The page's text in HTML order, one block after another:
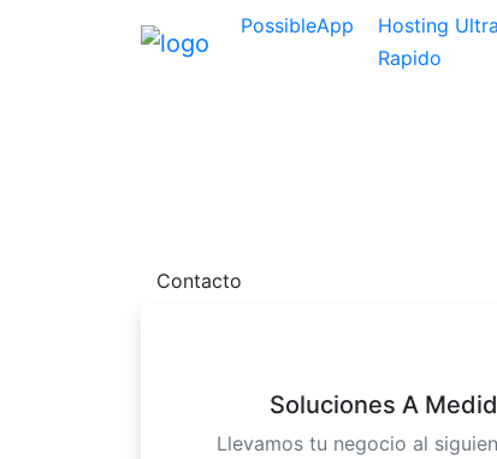
PossibleApp
Hosting Ultra
Rapido
Contacto
Soluciones A
Llevamos tu negocio al